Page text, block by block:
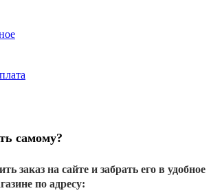
самому?
заказ на сайте и забрать его в удобное
по адресу: